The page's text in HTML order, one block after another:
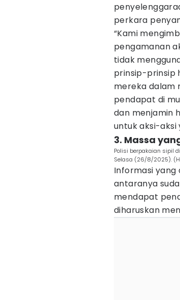
perkara
“Kami
pengamanan
tidak
prinsip-prinsip
mereka dalam
pendapat di
dan menjamin
untuk aksi-aksi
3. Massa
Polisi berpakaian sipil
Selasa (26/8/2025).
Informasi yang
antaranya
mendapat
diharuskan